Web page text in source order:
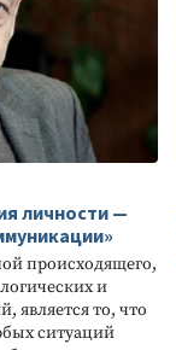
личности —
происходящего,
и
является то, что
ситуаций